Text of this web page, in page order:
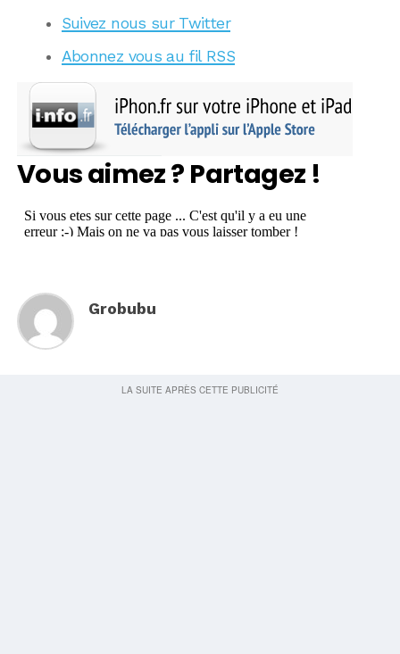
Suivez nous sur Twitter
Abonnez vous au fil RSS
Vous aimez ? Partagez !
Grobubu